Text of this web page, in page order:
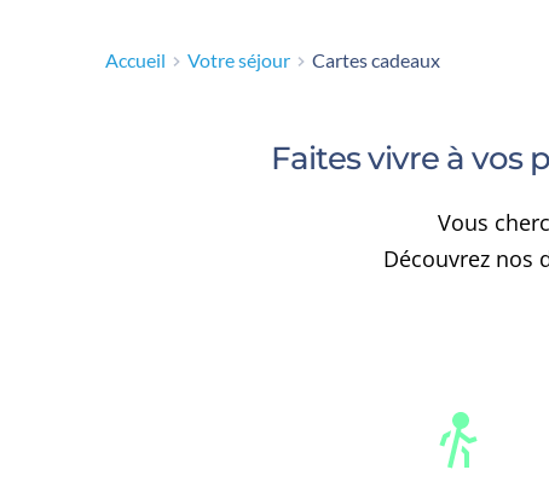
Accueil Votre séjour Cartes cadeaux
Faites vivre à vos
Vous
Découvrez nos